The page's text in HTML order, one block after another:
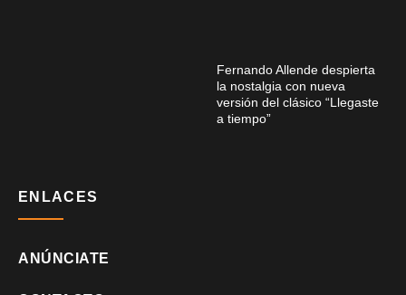
Fernando Allende despierta
la nostalgia con nueva
versión del clásico “Llegaste
a tiempo”
ENLACES
ANÚNCIATE